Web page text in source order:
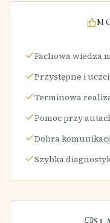
Fachowa wiedza
Przystępne i
Terminowa
Pomoc przy
Dobra
Szybka